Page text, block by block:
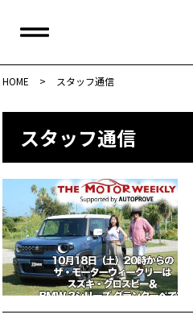
HOME > スタッフ通信
スタッフ通信